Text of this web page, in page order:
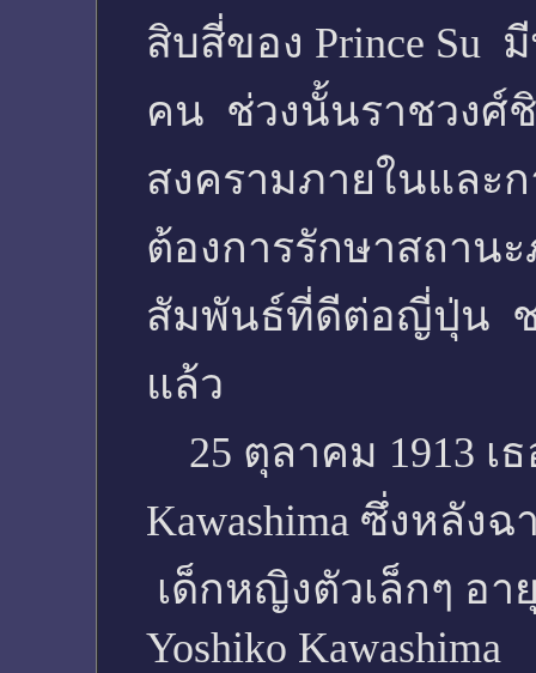
สิบสี่ของ Prince Su
คน ช่วงนั้นราชวงศ์
สงครามภายในและ
ต้องการรักษาสถาน
สัมพันธ์ที่ดีต่อญี่ปุ่น ช
แล้ว
25 ตุลาคม 1913 เ
Kawashima ซึ่งหลัง
เด็กหญิงตัวเล็กๆ อ
Yoshiko Kawashima